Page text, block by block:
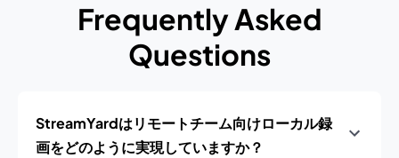
Frequently Asked
Questions
StreamYardはリモートチーム向けローカル録
画をどのように実現していますか？